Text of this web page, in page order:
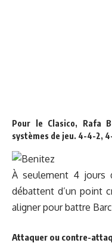
Pour le Clasico, Rafa
systèmes de jeu. 4-4-2,
À seulement 4 jours
débattent d’un point
aligner pour battre
Attaquer ou contre-